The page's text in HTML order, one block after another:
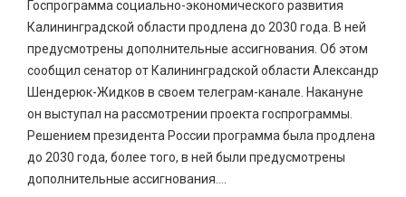
Госпрограмма социально-экономического развития
Калининградской области продлена до 2030 года. В ней
предусмотрены дополнительные ассигнования. Об этом
сообщил сенатор от Калининградской области Александр
Шендерюк-Жидков в своем телеграм-канале. Накануне
он выступал на рассмотрении проекта госпрограммы.
Решением президента России программа была продлена
до 2030 года, более того, в ней были предусмотрены
дополнительные ассигнования....